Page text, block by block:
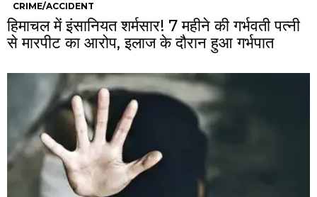
CRIME/ACCIDENT
हिमाचल में इंसानियत शर्मसार! 7 महीने की गर्भवती पत्नी
से मारपीट का आरोप, इलाज के दौरान हुआ गर्भपात